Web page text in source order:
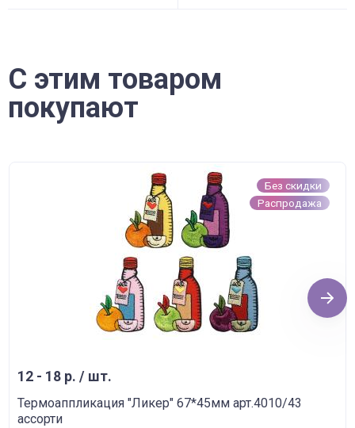
С этим товаром
покупают
Без скидки
Распродажа
12 - 18 р. / шт.
Термоаппликация "Ликер" 67*45мм арт.4010/43
ассорти
Next